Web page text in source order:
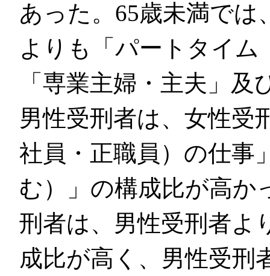
あった。65歳未満では
よりも「パートタイ
「専業主婦・主夫」
男性受刑者は、女性受
社員・正職員）の仕事
む）」の構成比が高か
刑者は、男性受刑者よ
成比が高く、男性受刑